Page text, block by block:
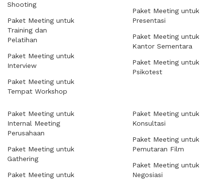
Shooting
Paket Meeting untuk
Training dan
Pelatihan
Paket Meeting untuk
Interview
Paket Meeting untuk
Tempat Workshop
Paket Meeting untuk
Presentasi
Paket Meeting untuk
Kantor Sementara
Paket Meeting untuk
Psikotest
Paket Meeting untuk
Internal Meeting
Perusahaan
Paket Meeting untuk
Gathering
Paket Meeting untuk
Paket Meeting untuk
Konsultasi
Paket Meeting untuk
Pemutaran Film
Paket Meeting untuk
Negosiasi